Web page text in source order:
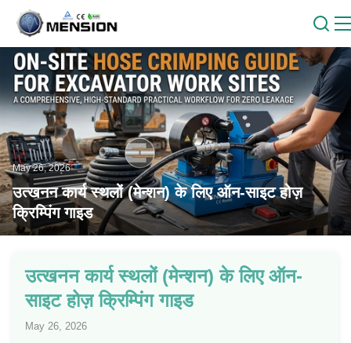
May 26, 2026
उत्खनन कार्य स्थलों (मेन्शन) के लिए ऑन-साइट होज़
क्रिम्पिंग गाइड
उत्खनन कार्य स्थलों (मेन्शन) के लिए ऑन-
साइट होज़ क्रिम्पिंग गाइड
May 26, 2026